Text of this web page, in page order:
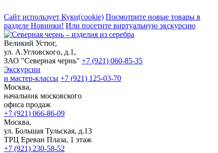
Сайт использует Куки(cookie) Посмотрите новые товары в
разделе Новинки! Или посетите виртуальную экскурсию
Великий Устюг,
ул. А.Угловского, д.1,
ЗАО "Северная чернь" +7 (921) 060-85-35
Экскурсии
и мастер-классы +7 (921) 125-03-70
Москва,
начальник московского
офиса продаж
+7 (921) 066-86-09
Москва,
ул. Большая Тульская, д.13
ТРЦ Ереван Плаза, 1 этаж
+7 (921) 230-58-52